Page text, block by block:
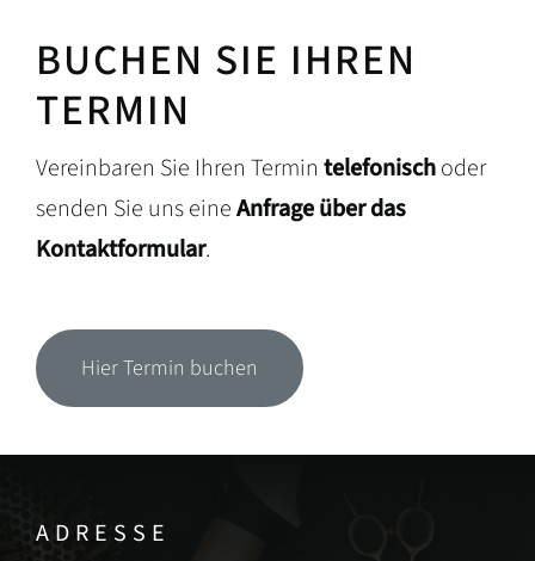
BUCHEN SIE IHREN
TERMIN
Vereinbaren Sie Ihren Termin telefonischoder
senden Sie uns eineAnfrage über das
Kontaktformular.
Hier Termin buchen
ADRESSE